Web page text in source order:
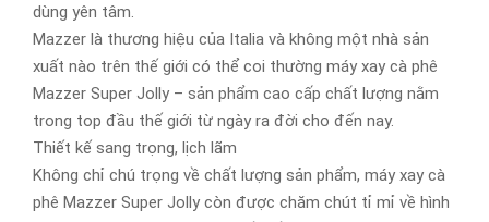
dùng yên tâm.
Mazzer là thương hiệu của Italia và không một nhà sản
xuất nào trên thế giới có thể coi thường máy xay cà phê
Mazzer Super Jolly – sản phẩm cao cấp chất lượng nằm
trong top đầu thế giới từ ngày ra đời cho đến nay.
Thiết kế sang trọng, lịch lãm
Không chỉ chú trọng về chất lượng sản phẩm, máy xay cà
phê Mazzer Super Jolly còn được chăm chút tỉ mỉ về hình